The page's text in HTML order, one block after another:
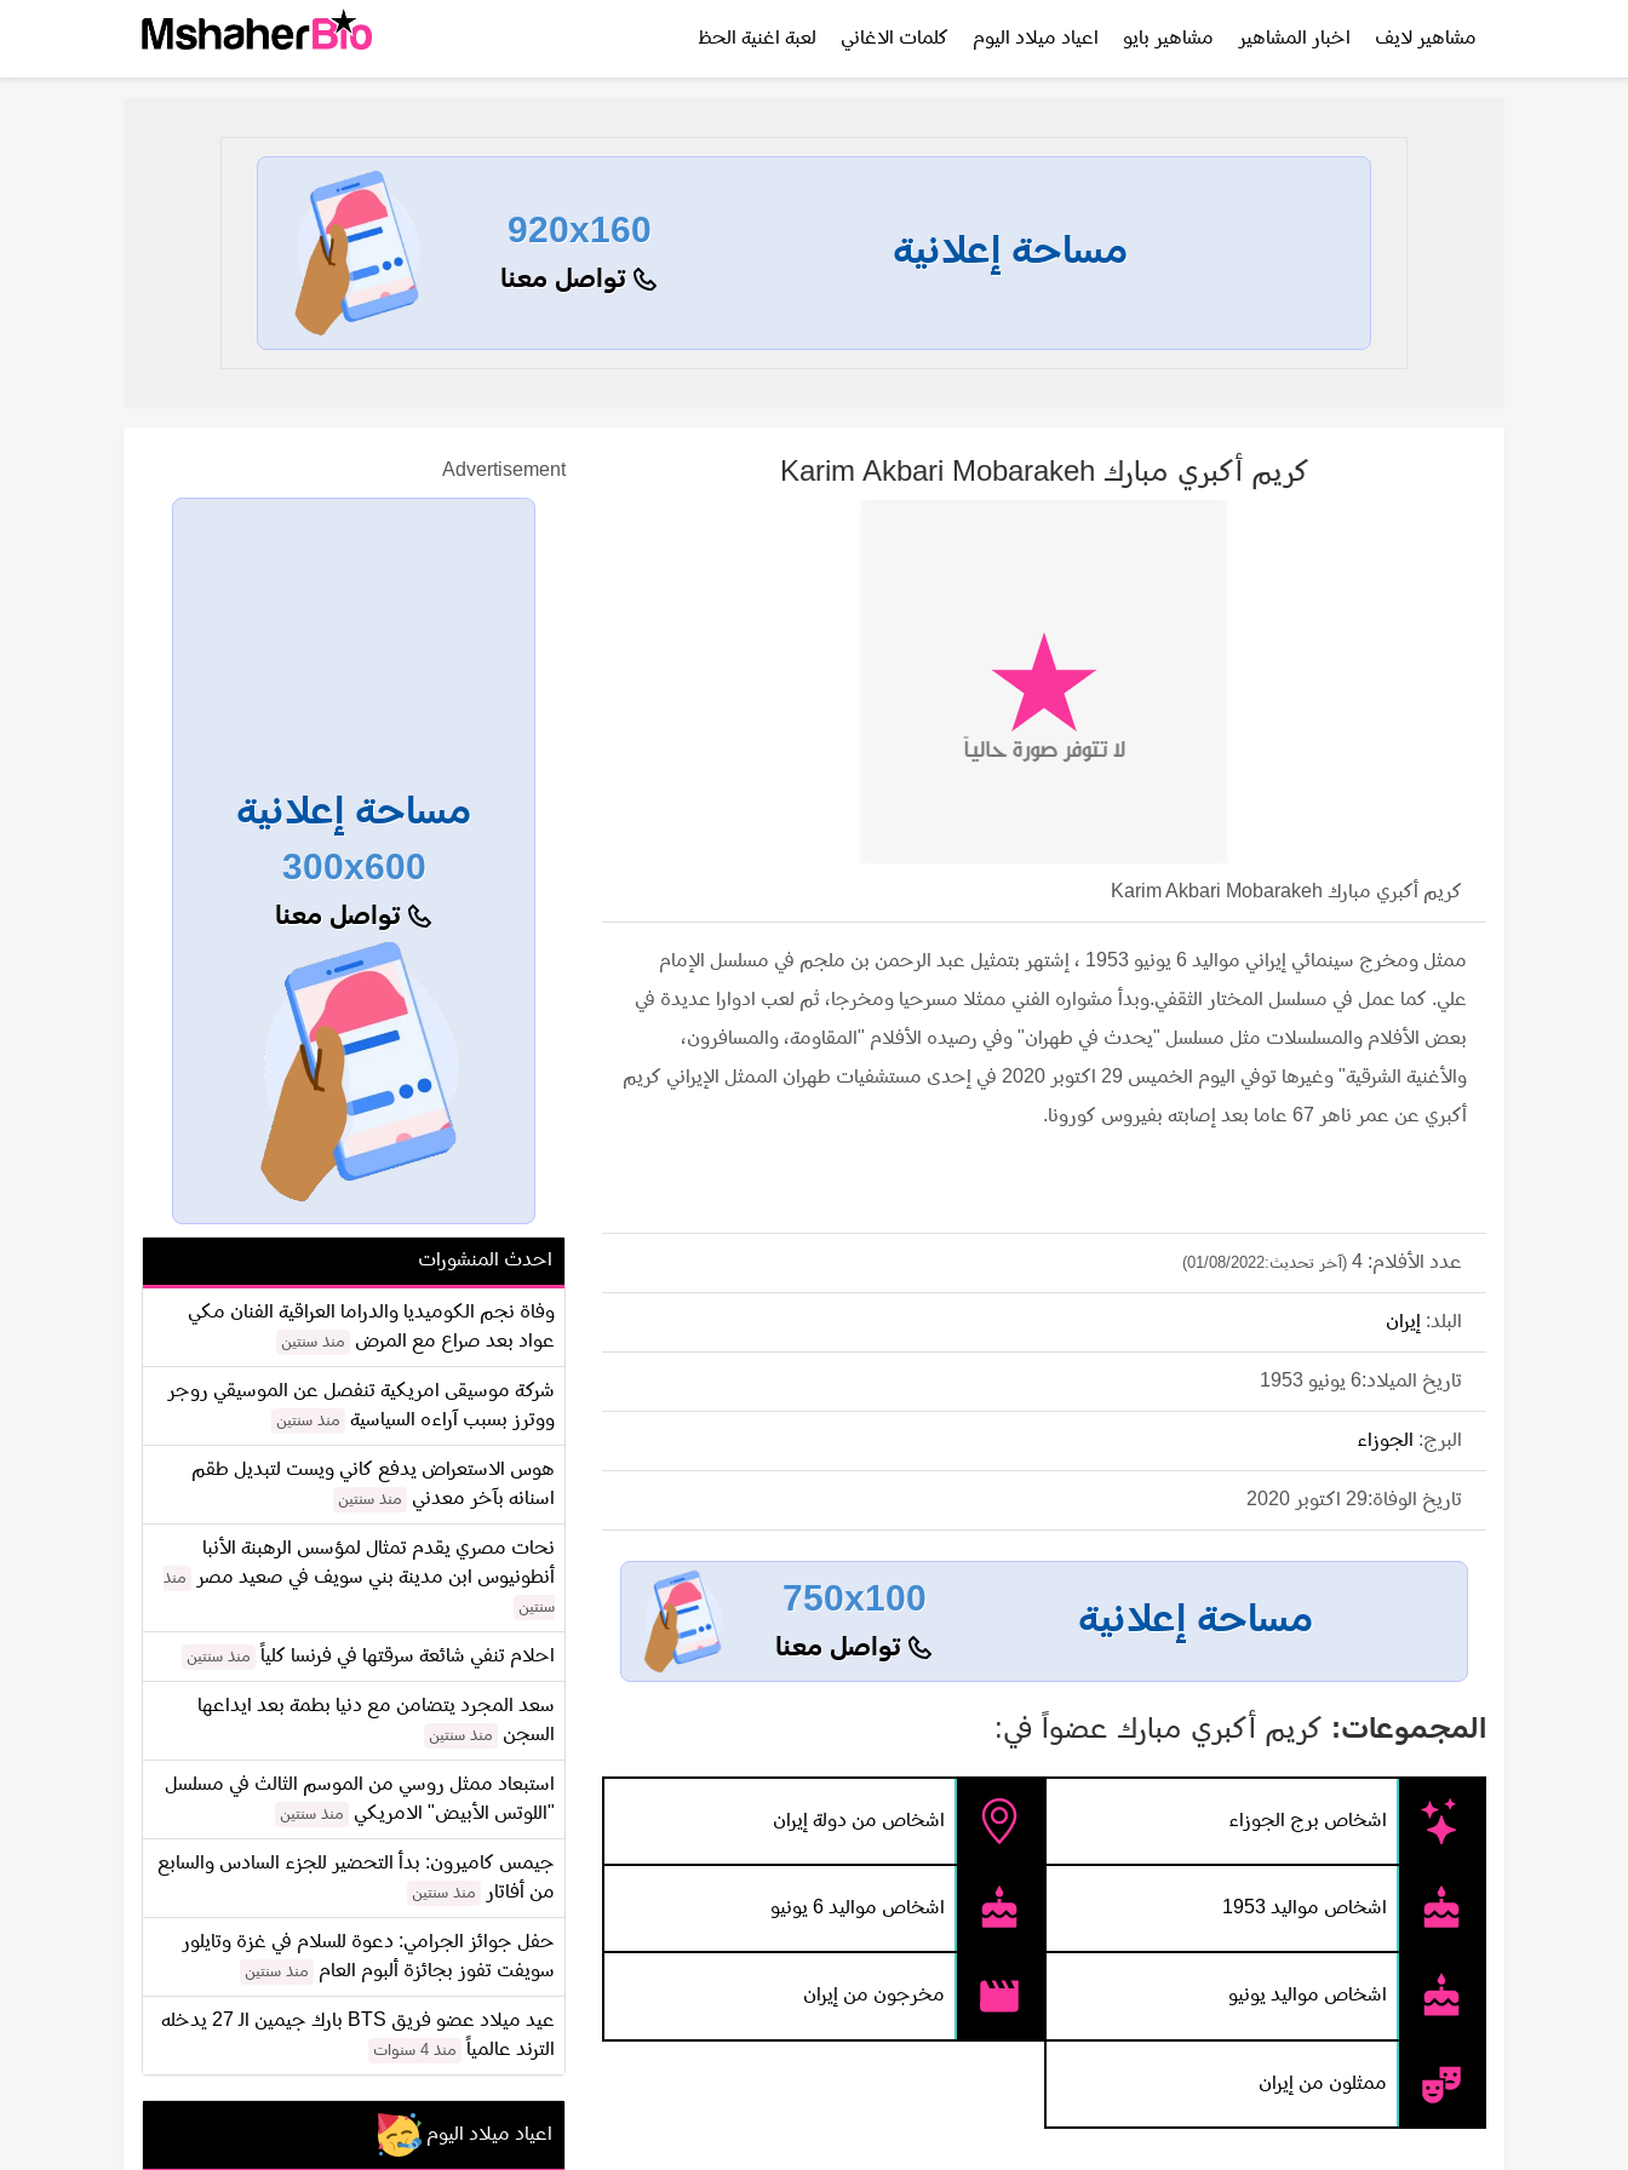
مشاهير لايف اخبار المشاهير مشاهير بايو اعياد ميلاد اليوم كلمات الاغاني لعبة اغنية الحظ
مساحة إعلانية
920x160
تواصل معنا
كريم أكبري مبارك Karim Akbari Mobarakeh
كريم أكبري مبارك Karim Akbari Mobarakeh
ممثل ومخرج سينمائي إيراني مواليد 6 يونيو 1953 ، إشتهر بتمثيل عبد الرحمن بن ملجم في مسلسل الإمام
علي. كما عمل في مسلسل المختار الثقفي.وبدأ مشواره الفني ممثلا مسرحيا ومخرجا، ثم لعب ادوارا عديدة في
بعض الأفلام والمسلسلات مثل مسلسل "يحدث في طهران" وفي رصيده الأفلام "المقاومة، والمسافرون،
والأغنية الشرقية" وغيرها توفي اليوم الخميس 29 اكتوبر 2020 في إحدى مستشفيات طهران الممثل الإيراني كريم
أكبري عن عمر ناهر 67 عاما بعد إصابته بفيروس كورونا.
عدد الأفلام: 4 (آخر تحديث:01/08/2022)
البلد: إيران
تاريخ الميلاد:6 يونيو 1953
البرج: الجوزاء
تاريخ الوفاة:29 اكتوبر 2020
مساحة إعلانية
750x100
تواصل معنا
المجموعات: كريم أكبري مبارك عضواً في:
اشخاص برج الجوزاء اشخاص من دولة إيران
اشخاص مواليد 1953 اشخاص مواليد 6 يونيو
اشخاص مواليد يونيو مخرجون من إيران
ممثلون من إيران
Advertisement
مساحة إعلانية
300x600
تواصل معنا
احدث المنشورات
وفاة نجم الكوميديا والدراما العراقية الفنان مكي
عواد بعد صراع مع المرض
منذ سنتين
شركة موسيقى امريكية تنفصل عن الموسيقي روجر
ووترز بسبب آراءه السياسية
منذ سنتين
هوس الاستعراض يدفع كاني ويست لتبديل طقم
اسنانه بآخر معدني
منذ سنتين
نحات مصري يقدم تمثال لمؤسس الرهبنة الأنبا
أنطونيوس ابن مدينة بني سويف في صعيد مصر
منذ
سنتين
احلام تنفي شائعة سرقتها في فرنسا كلياً منذ سنتين
سعد المجرد يتضامن مع دنيا بطمة بعد ايداعها
السجن
منذ سنتين
استبعاد ممثل روسي من الموسم الثالث في مسلسل
"اللوتس الأبيض" الامريكي
منذ سنتين
جيمس كاميرون: بدأ التحضير للجزء السادس والسابع
من أفاتار
منذ سنتين
حفل جوائز الجرامي: دعوة للسلام في غزة وتايلور
سويفت تفوز بجائزة ألبوم العام
منذ سنتين
عيد ميلاد عضو فريق BTS بارك جيمين الـ 27 يدخله
الترند عالمياً
منذ 4 سنوات
اعياد ميلاد اليوم